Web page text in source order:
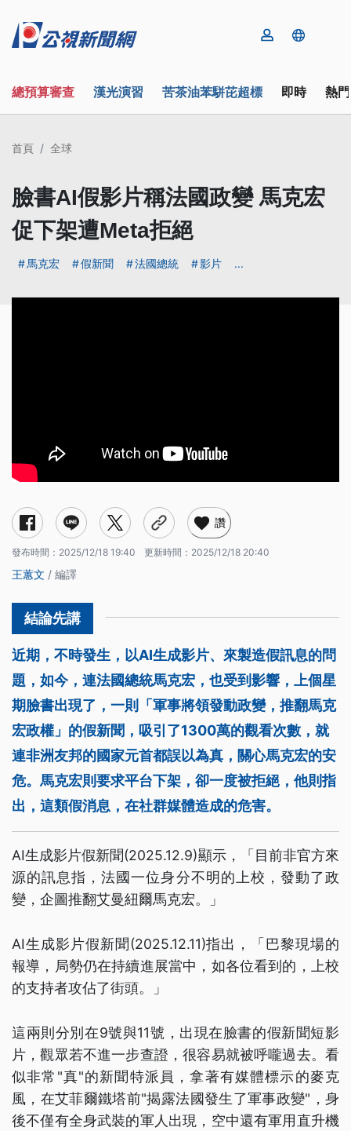
總預算審查 漢光演習 苦茶油苯駢芘超標 即時 熱
首頁 全球
臉書AI假影片稱法國政變 馬克宏
促下架遭Meta拒絕
馬克宏 假新聞 法國總統 影片 ...
讚
發布時間： 2025/12/18 19:40 更新時間： 2025/12/18 20:40
王蕙文 / 編譯
近期，不時發生，以AI生成影片、來製造假訊息的問
題，如今，連法國總統馬克宏，也受到影響，上個星
期臉書出現了，一則「軍事將領發動政變，推翻馬克
宏政權」的假新聞，吸引了1300萬的觀看次數，就
連非洲友邦的國家元首都誤以為真，關心馬克宏的安
危。馬克宏則要求平台下架，卻一度被拒絕，他則指
出，這類假消息，在社群媒體造成的危害。
AI生成影片假新聞(2025.12.9)顯示，「目前非官方來
源的訊息指，法國一位身分不明的上校，發動了政
變，企圖推翻艾曼紐爾馬克宏。」
AI生成影片假新聞(2025.12.11)指出，「巴黎現場的
報導，局勢仍在持續進展當中，如各位看到的，上校
的支持者攻佔了街頭。」
這兩則分別在9號與11號，出現在臉書的假新聞短影
片，觀眾若不進一步查證，很容易就被呼嚨過去。看
似非常"真"的新聞特派員，拿著有媒體標示的麥克
風，在艾菲爾鐵塔前"揭露法國發生了軍事政變"，身
後不僅有全身武裝的軍人出現，空中還有軍用直升機